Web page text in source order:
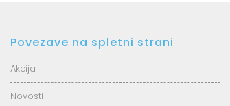
Povezave na spletni strani
Akcija
Novosti